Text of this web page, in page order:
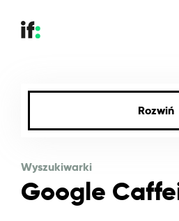
Rozwiń
Content SEO
Wyszukiwarki
Google